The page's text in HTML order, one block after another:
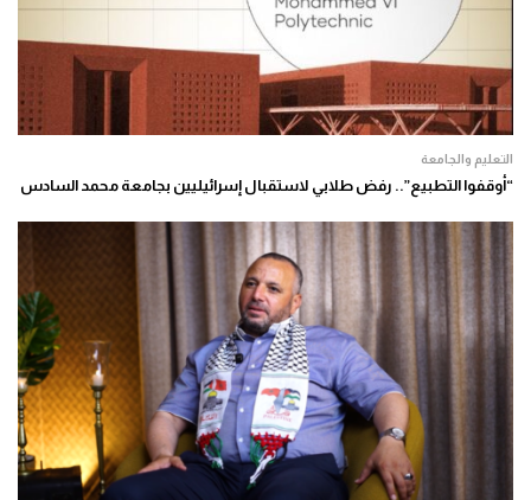
التعليم والجامعة
“أوقفوا التطبيع”.. رفض طلابي لاستقبال إسرائيليين بجامعة محمد السادس